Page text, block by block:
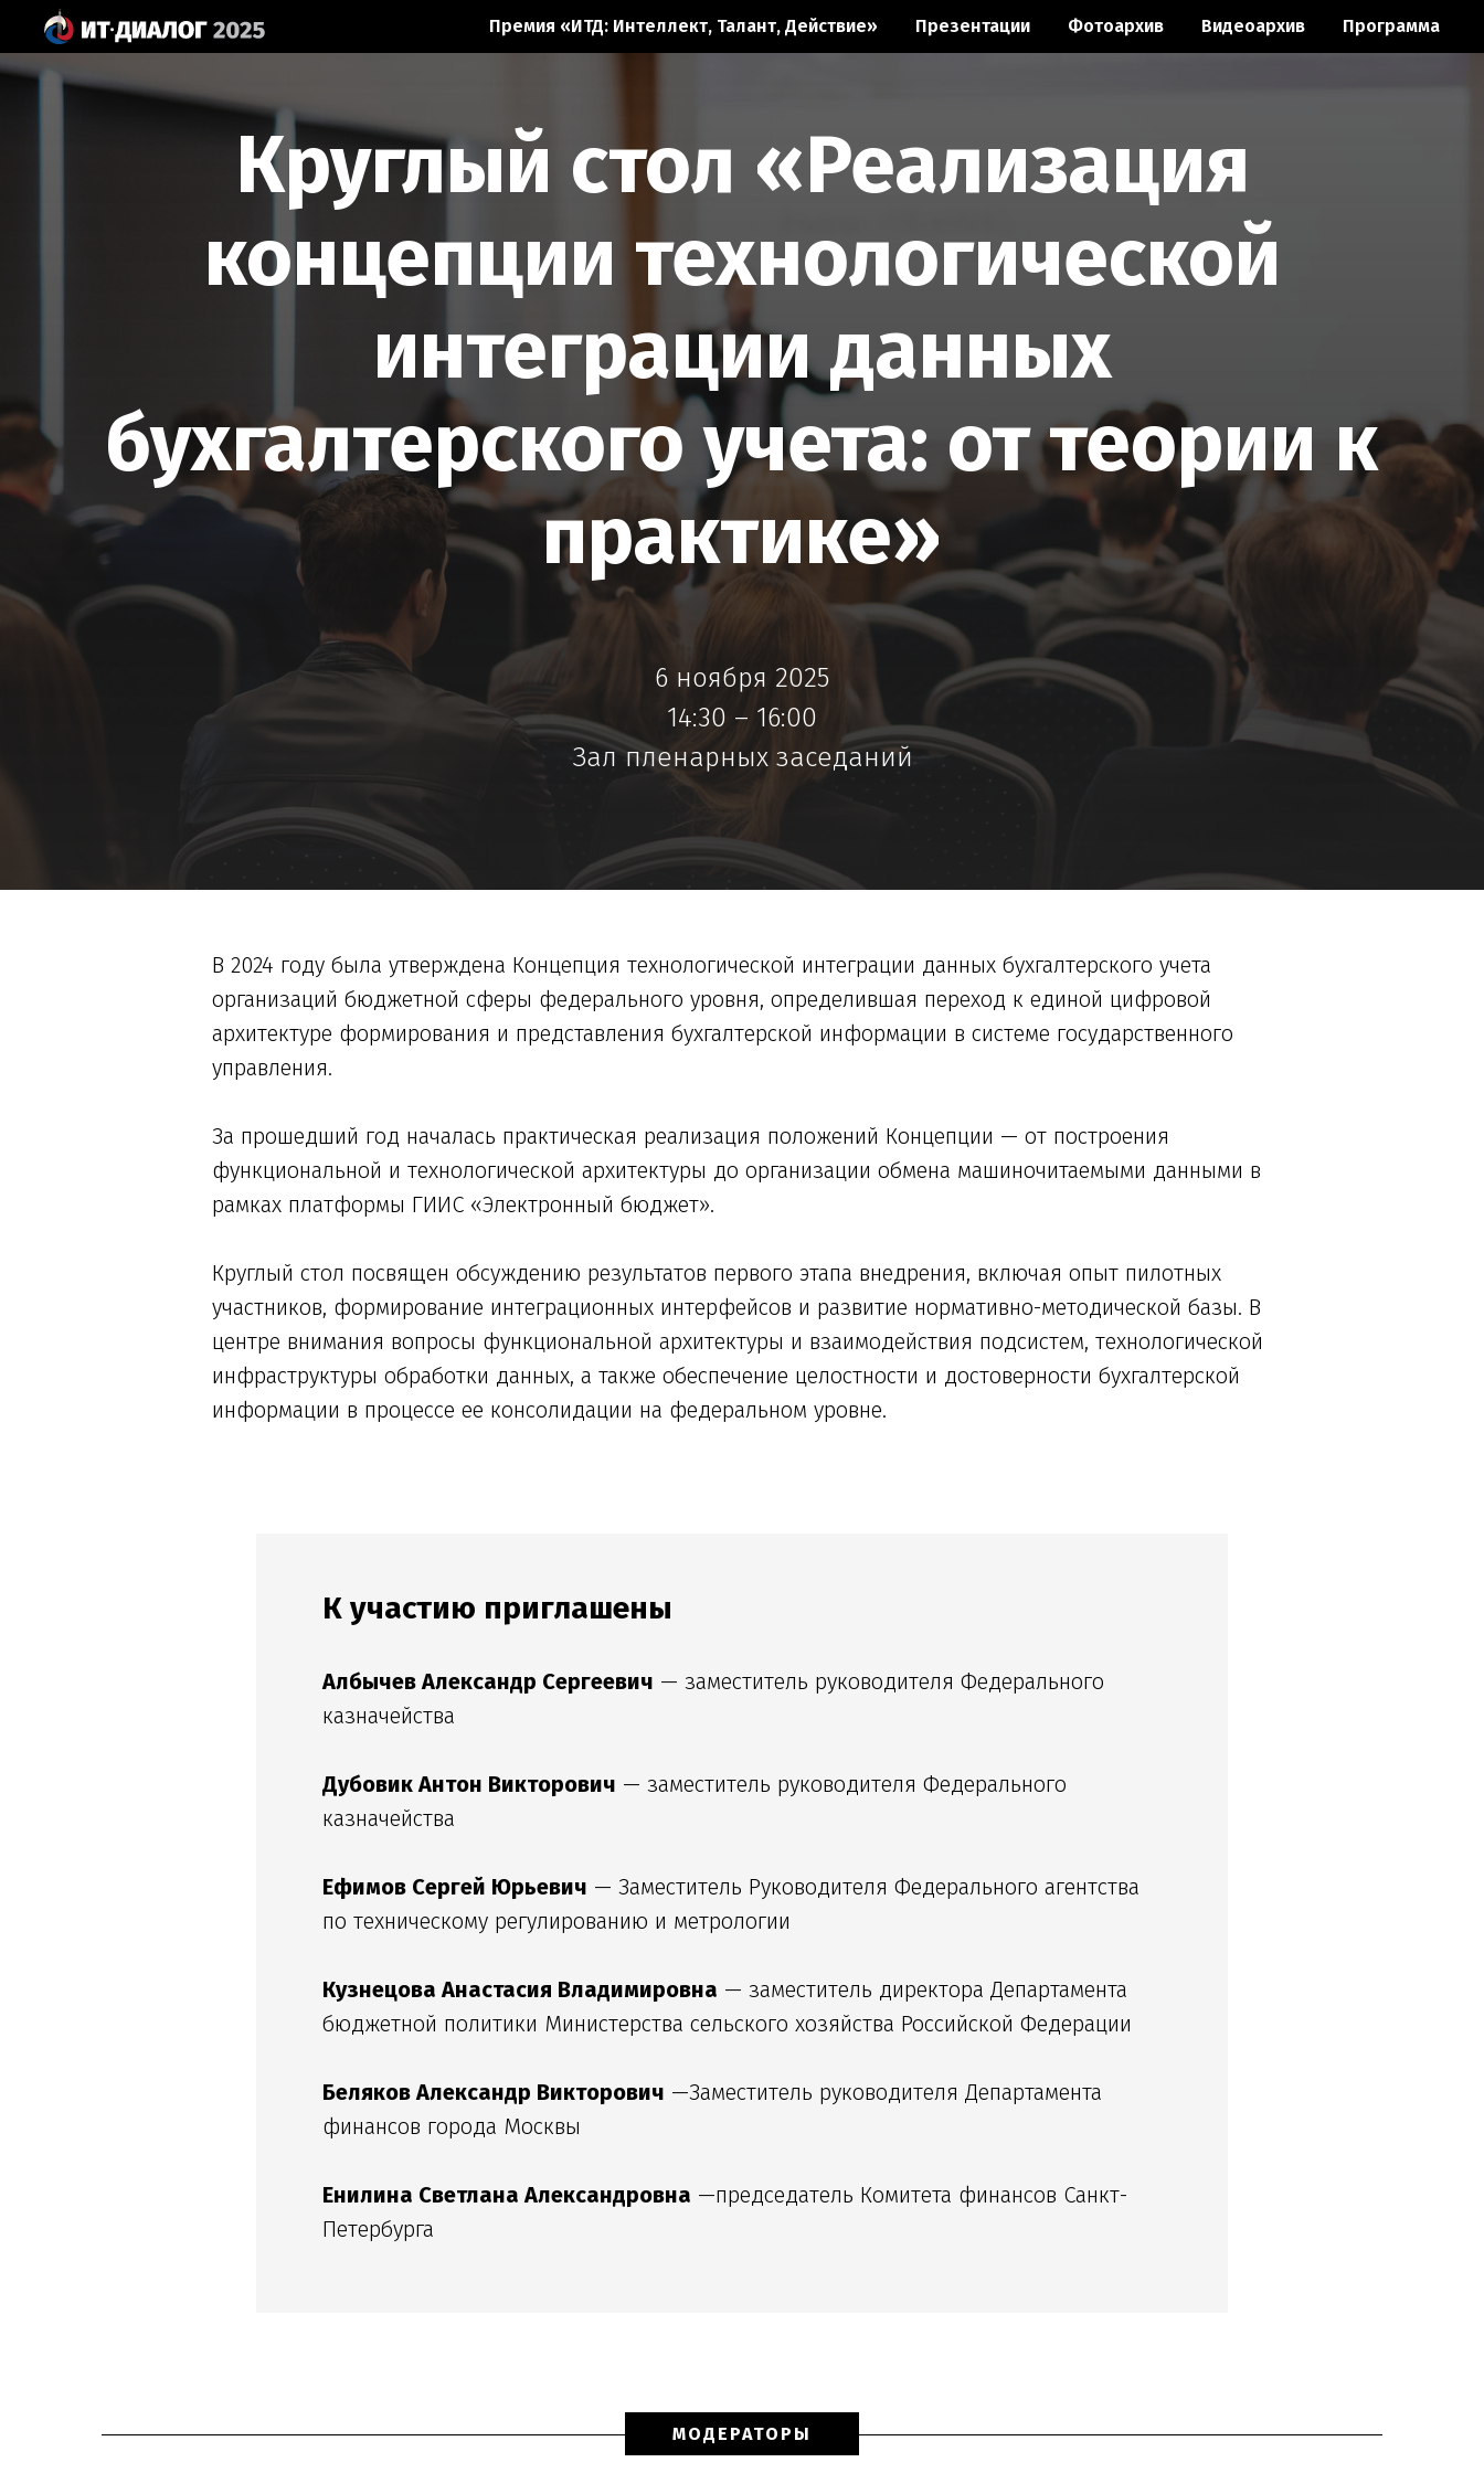
Премия «ИТД: Интеллект, Талант, Действие» Презентации Фотоархив Видеоархив Программа
Круглый стол «Реализация
концепции технологической
интеграции данных
бухгалтерского учета: от теории к
практике»
6 ноября 2025
14:30 – 16:00
Зал пленарных заседаний
В 2024 году была утверждена Концепция технологической интеграции данных бухгалтерского учета
организаций бюджетной сферы федерального уровня, определившая переход к единой цифровой
архитектуре формирования и представления бухгалтерской информации в системе государственного
управления.
За прошедший год началась практическая реализация положений Концепции — от построения
функциональной и технологической архитектуры до организации обмена машиночитаемыми данными в
рамках платформы ГИИС «Электронный бюджет».
Круглый стол посвящен обсуждению результатов первого этапа внедрения, включая опыт пилотных
участников, формирование интеграционных интерфейсов и развитие нормативно-методической базы. В
центре внимания вопросы функциональной архитектуры и взаимодействия подсистем, технологической
инфраструктуры обработки данных, а также обеспечение целостности и достоверности бухгалтерской
информации в процессе ее консолидации на федеральном уровне.
К участию приглашены
Албычев Александр Сергеевич — заместитель руководителя Федерального
казначейства
Дубовик Антон Викторович — заместитель руководителя Федерального
казначейства
Ефимов Сергей Юрьевич — Заместитель Руководителя Федерального агентства
по техническому регулированию и метрологии
Кузнецова Анастасия Владимировна — заместитель директора Департамента
бюджетной политики Министерства сельского хозяйства Российской Федерации
Беляков Александр Викторович —Заместитель руководителя Департамента
финансов города Москвы
Енилина Светлана Александровна —председатель Комитета финансов Санкт-
Петербурга
МОДЕРАТОРЫ